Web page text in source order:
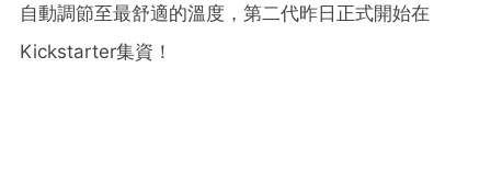
自動調節至最舒適的溫度，第二代昨日正式開始在
Kickstarter集資！